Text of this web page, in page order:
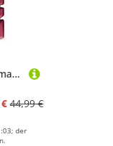
NEOLYMP Pilates Gewichtsmanschetten 2er Set aus Silikon – verstellbar
44,99 €
der